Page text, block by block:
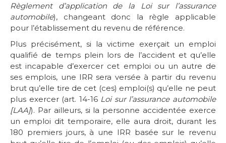
Règlement d’application de la Loi sur l’assurance
automobile), changeant donc la règle applicable
pour l’établissement du revenu de référence.
Plus précisément, si la victime exerçait un emploi
qualifié de temps plein lors de l’accident et qu’elle
est incapable d’exercer cet emploi ou un autre de
ses emplois, une IRR sera versée à partir du revenu
brut qu’elle tire de cet (ces) emploi(s) qu’elle ne peut
plus exercer (art. 14-16 Loi sur l’assurance automobile
[LAA]). Par ailleurs, si la personne accidentée exerce
un emploi dit temporaire, elle aura droit, durant les
180 premiers jours, à une IRR basée sur le revenu